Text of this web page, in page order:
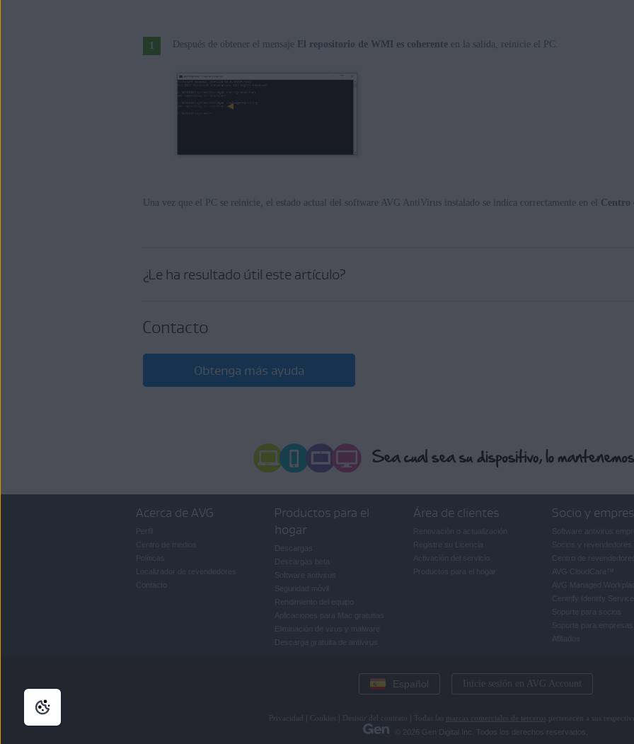
Después de obtener el mensaje El repositorio de WMI es coherente en la salida, reinicie el PC.
Una vez que el PC se reinicie, el estado actual del software AVG AntiVirus instalado se indica correctamente en el Centro
¿Le ha resultado útil este artículo?
Contacto
Obtenga más ayuda
Acerca de AVG
Productos para el
hogar
Área de clientes Socio y
Español Inicie sesión en AVG Account
Privacidad Cookies Desistir del contrato Todas las marcas comerciales de terceros
pertenecen a sus
© 2026 Gen Digital Inc. Todos los derechos reservados.